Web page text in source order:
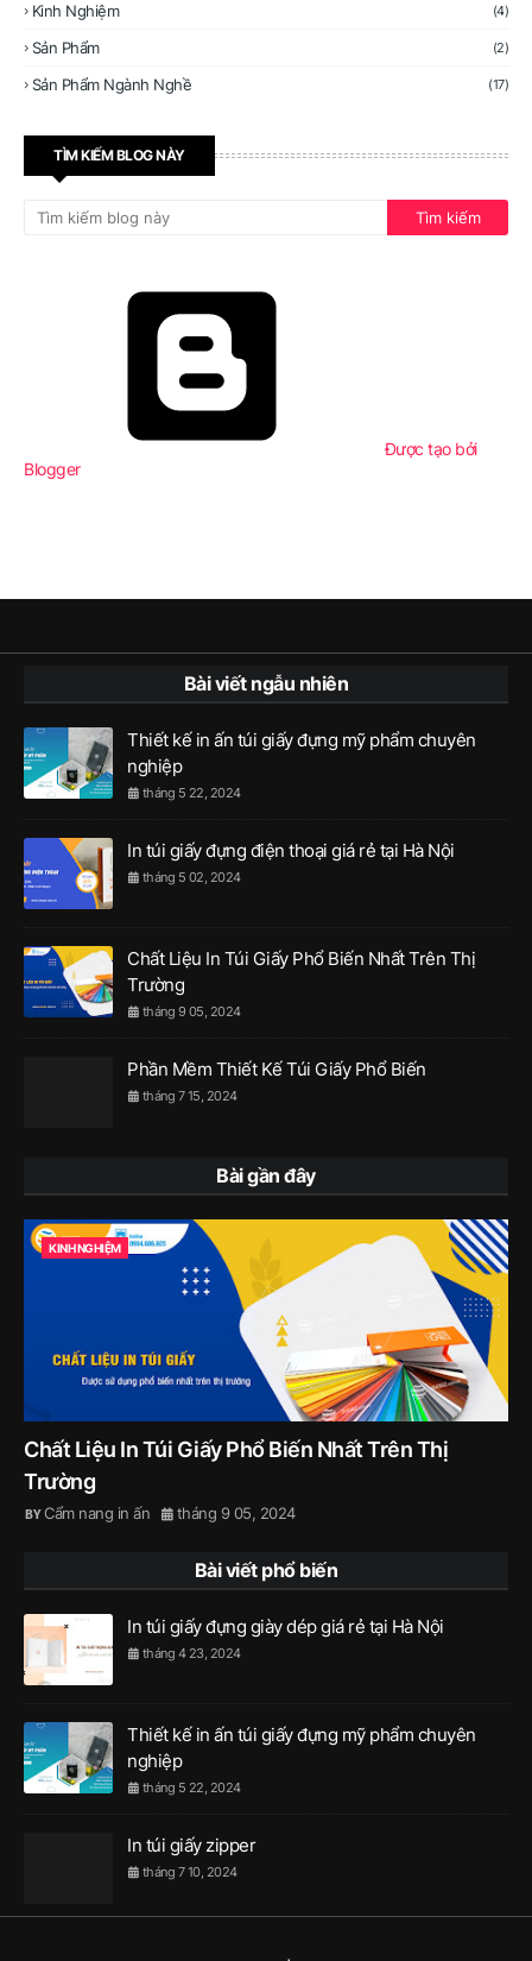
Kinh Nghiệm (4)
Sản Phẩm (2)
Sản Phẩm Ngành Nghề (17)
TÌM KIẾM BLOG NÀY
Được tạo bởi
Blogger
Bài viết ngẫu nhiên
Thiết kế in ấn túi giấy đựng mỹ phẩm chuyên
nghiệp
tháng 5 22, 2024
In túi giấy đựng điện thoại giá rẻ tại Hà Nội
tháng 5 02, 2024
Chất Liệu In Túi Giấy Phổ Biến Nhất Trên Thị
Trường
tháng 9 05, 2024
Phần Mềm Thiết Kế Túi Giấy Phổ Biến
tháng 7 15, 2024
Bài gần đây
KINH NGHIỆM
Chất Liệu In Túi Giấy Phổ Biến Nhất Trên Thị
Trường
Cẩm nang in ấn tháng 9 05, 2024
Bài viết phổ biến
In túi giấy đựng giày dép giá rẻ tại Hà Nội
tháng 4 23, 2024
Thiết kế in ấn túi giấy đựng mỹ phẩm chuyên
nghiệp
tháng 5 22, 2024
In túi giấy zipper
tháng 7 10, 2024